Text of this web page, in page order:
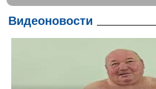
Видеоновости